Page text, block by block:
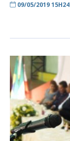
09/05/2019 15H24